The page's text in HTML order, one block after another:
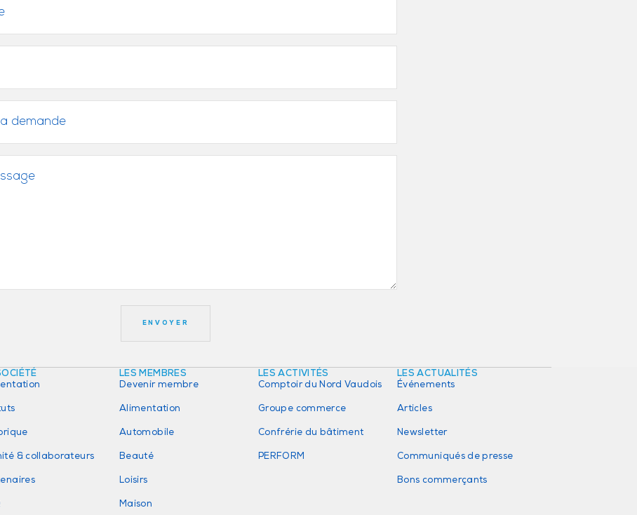
& collaborateurs
LES MEMBRES
Devenir membre
Alimentation
Automobile
Beauté
Loisirs
Maison
LES ACTIVITÉS
Comptoir du Nord Vaudois
Groupe commerce
Confrérie du bâtiment
PERFORM
LES ACTUALITÉS
Événements
Articles
Newsletter
Communiqués de presse
Bons commerçants